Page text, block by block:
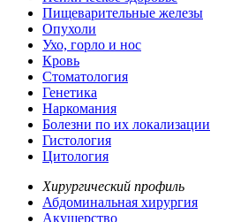
Пищеварительные железы
Опухоли
Ухо, горло и нос
Кровь
Стоматология
Генетика
Наркомания
Болезни по их локализации
Гистология
Цитология
Хирургический профиль
Абдоминальная хирургия
Акушерство